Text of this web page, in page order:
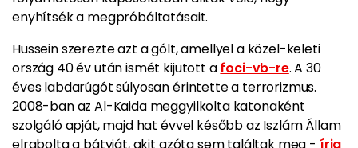
enyhítsék a megpróbáltatásait.
Hussein szerezte azt a gólt, amellyel a közel-keleti
ország 40 év után ismét kijutott afoci-vb-re. A 30
éves labdarúgót súlyosan érintette a terrorizmus.
2008-ban az Al-Kaida meggyilkolta katonaként
szolgáló apját, majd hat évvel később az Iszlám Állam